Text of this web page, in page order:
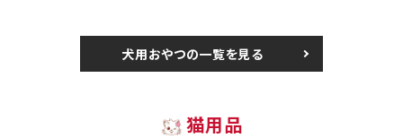
犬用おやつの一覧を見る
猫用品